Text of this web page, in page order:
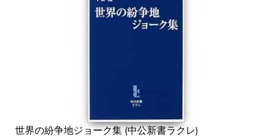
世界の紛争地ジョーク集 (中公新書ラクレ)